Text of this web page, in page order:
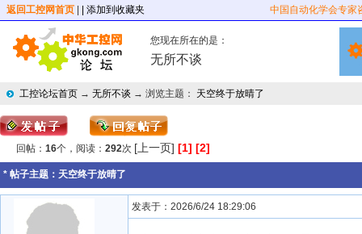
返回工控网首页 | 添加到收藏夹 中国自动化学会专家
您现在所在的是：
无所不谈
工控论坛首页 → 无所不谈 → 浏览主题： 天空终于放晴了
回帖： 16个，阅读： 292次 [上一页] [1] [2]
* 帖子主题： 天空终于放晴了
发表于：2026/6/24 18:29:06